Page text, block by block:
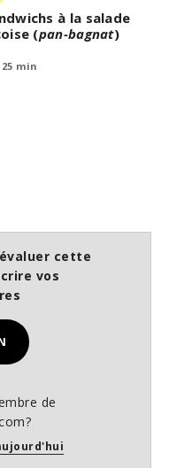
à la salade
(pan-bagnat)
25 min
cette
vos
de